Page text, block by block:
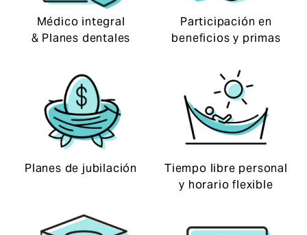
Médico integral
& Planes dentales
Participación en
beneficios y primas
Planes de jubilación
Tiempo libre personal
y horario flexible